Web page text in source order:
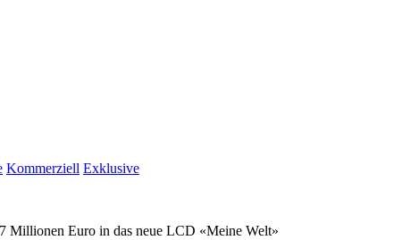
Kommerziell Exklusive
Millionen Euro in das neue LCD «Meine Welt»